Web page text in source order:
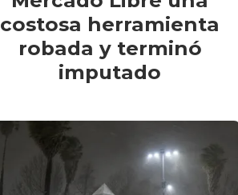
costosa herramienta
robada y terminó
imputado